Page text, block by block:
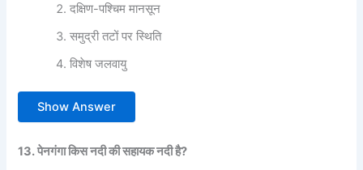
दक्षिण-पश्चिम मानसून
समुद्री तटों पर स्थिति
विशेष जलवायु
Show Answer
13. पेनगंगा किस नदी की सहायक नदी है?